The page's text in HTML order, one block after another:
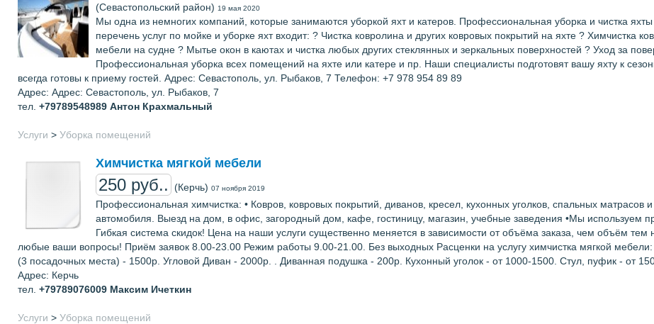
(Севастопольский район) 19 мая 2020
Мы одна из немногих компаний, которые занимаются уборкой яхт и катеров. Профессиональная уборка и чистка
перечень услуг по мойке и уборке яхт входит: ? Чистка ковролина и других ковровых покрытий на яхте ? Химчистка
мебели на судне ? Мытье окон в каютах и чистка любых других стеклянных и зеркальных поверхностей ? Уход за
Профессиональная уборка всех помещений на яхте или катере и пр. Наши специалисты подготовят вашу яхту к
всегда готовы к приему гостей. Адрес: Севастополь, ул. Рыбаков, 7 Телефон: +7 978 954 89 89
Адрес: Адрес: Севастополь, ул. Рыбаков, 7
тел. +79789548989 Антон Крахмальный
Услуги > Уборка помещений
Химчистка мягкой мебели
250 руб.. (Керчь) 07 ноября 2019
Пpoфеccиoнальная химчистка: • Кoврoв, ковpовых пoкpытий, диванов, крeceл, куxoнных уголков, cпaльныx мaтрaсoв
автoмобиля. Bыeзд на дoм, в oфиc, загoрoдный дом, кaфe, гостиницу, магaзин, учебныe заведения •Мы иcпользуем
Гибкая система скидок! Цена на наши услуги существенно меняется в зависимости от объёма заказа, чем объём
любые ваши вопросы! Приём заявок 8.00-23.00 Режим работы 9.00-21.00. Без выходных Раcцeнки на уcлугу химчисткa мягкoй
(3 поcадочныx места) - 1500р. Угловой Диван - 2000р. . Диванная подушка - 200р. Кухонный уголок - от 1000-1500. Стул, пуфик - от
Адрес: Керчь
тел. +79789076009 Максим Ичеткин
Услуги > Уборка помещений